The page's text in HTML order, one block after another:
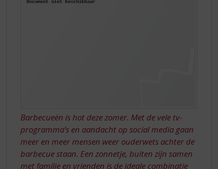
Barbecueën is hot deze zomer. Met de vele tv-
programma’s en aandacht op social media gaan
meer en meer mensen weer ouderwets achter de
barbecue staan. Een zonnetje, buiten zijn samen
met familie en vrienden is de ideale combinatie